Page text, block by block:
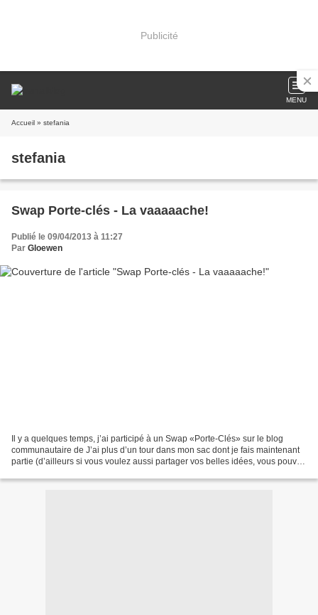
Publicité
MENU
Accueil » stefania
stefania
Swap Porte-clés - La vaaaaache!
Publié le 09/04/2013 à 11:27
Par Gloewen
Il y a quelques temps, j’ai participé à un Swap «Porte-Clés» sur le blog
communautaire de J’ai plus d’un tour dans mon sac dont je fais maintenant
partie (d’ailleurs si vous voulez aussi partager vos belles idées, vous pouvez